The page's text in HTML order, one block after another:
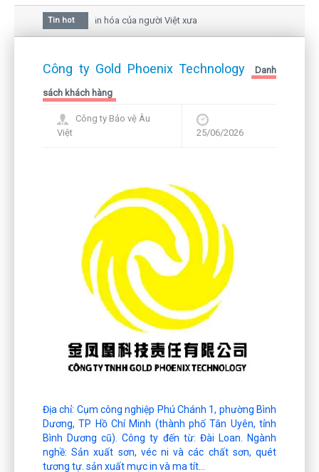
Tin hot
hoa mai trong văn hóa của người Việt xưa
giữa bức thư gửi mẹ của người... tử tù và của CEO
Công ty Gold Phoenix Technology Danh
sách khách hàng
Công ty Bảo vệ Âu
Việt
25/06/2026
Địa chỉ: Cụm công nghiệp Phú Chánh 1, phường Bình
Dương, TP Hồ Chí Minh (thành phố Tân Uyên, tỉnh
Bình Dương cũ). Công ty đến từ: Đài Loan. Ngành
nghề: Sản xuất sơn, véc ni và các chất sơn, quét
tương tự. sản xuất mực in và ma tít...